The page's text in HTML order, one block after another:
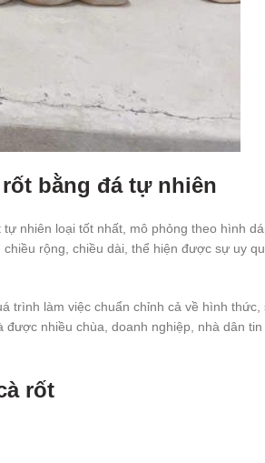
bằng đá tự nhiên
nhiên loại tốt nhất, mô phỏng theo hình
rộng, chiều dài, thể hiện được sự uy
làm việc chuẩn chỉnh cả về hình
nhiều chùa, doanh nghiệp, nhà dân
rốt